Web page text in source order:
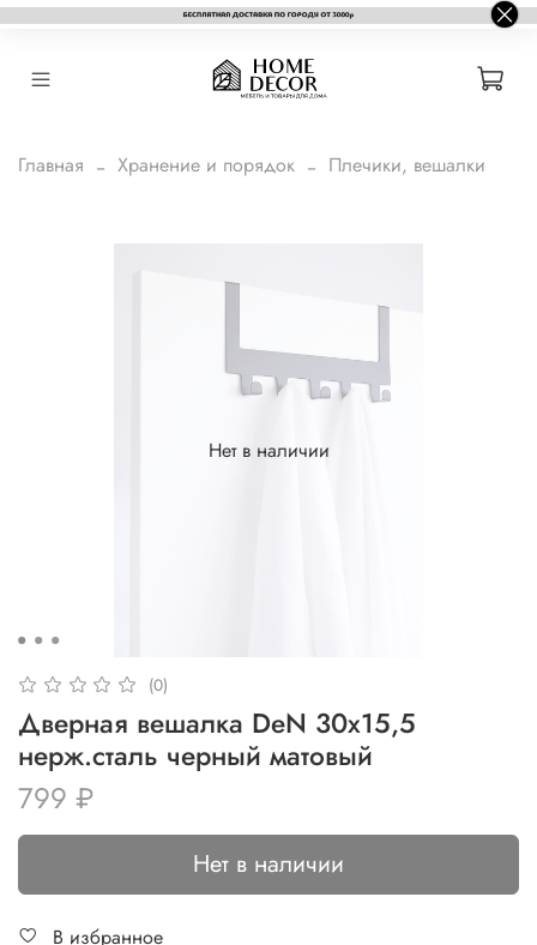
Главная Хранение и порядок Плечики, вешалки
Нет в наличии
(0)
Дверная вешалка DeN 30x15,5
нерж.сталь черный матовый
799 ₽
Нет в наличии
В избранное